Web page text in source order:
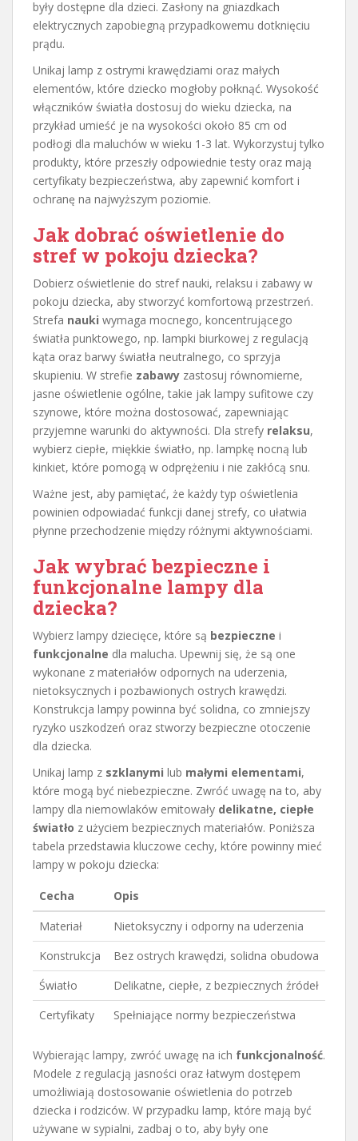
były dostępne dla dzieci. Zasłony na gniazdkach
elektrycznych zapobiegną przypadkowemu dotknięciu
prądu.
Unikaj lamp z ostrymi krawędziami oraz małych
elementów, które dziecko mogłoby połknąć. Wysokość
włączników światła dostosuj do wieku dziecka, na
przykład umieść je na wysokości około 85 cm od
podłogi dla maluchów w wieku 1-3 lat. Wykorzystuj tylko
produkty, które przeszły odpowiednie testy oraz mają
certyfikaty bezpieczeństwa, aby zapewnić komfort i
ochranę na najwyższym poziomie.
Jak dobrać oświetlenie do
stref w pokoju dziecka?
Dobierz oświetlenie do stref nauki, relaksu i zabawy w
pokoju dziecka, aby stworzyć komfortową przestrzeń.
Strefa nauki wymaga mocnego, koncentrującego
światła punktowego, np. lampki biurkowej z regulacją
kąta oraz barwy światła neutralnego, co sprzyja
skupieniu. W strefie zabawy zastosuj równomierne,
jasne oświetlenie ogólne, takie jak lampy sufitowe czy
szynowe, które można dostosować, zapewniając
przyjemne warunki do aktywności. Dla strefy relaksu,
wybierz ciepłe, miękkie światło, np. lampkę nocną lub
kinkiet, które pomogą w odprężeniu i nie zakłócą snu.
Ważne jest, aby pamiętać, że każdy typ oświetlenia
powinien odpowiadać funkcji danej strefy, co ułatwia
płynne przechodzenie między różnymi aktywnościami.
Jak wybrać bezpieczne i
funkcjonalne lampy dla
dziecka?
Wybierz lampy dziecięce, które są bezpieczne i
funkcjonalne dla malucha. Upewnij się, że są one
wykonane z materiałów odpornych na uderzenia,
nietoksycznych i pozbawionych ostrych krawędzi.
Konstrukcja lampy powinna być solidna, co zmniejszy
ryzyko uszkodzeń oraz stworzy bezpieczne otoczenie
dla dziecka.
Unikaj lamp z szklanymi lub małymi elementami,
które mogą być niebezpieczne. Zwróć uwagę na to, aby
lampy dla niemowlaków emitowały delikatne, ciepłe
światło z użyciem bezpiecznych materiałów. Poniższa
tabela przedstawia kluczowe cechy, które powinny mieć
lampy w pokoju dziecka:
Cecha
Opis
Materiał
Nietoksyczny i odporny na uderzenia
Konstrukcja
Bez ostrych krawędzi, solidna obudowa
Światło
Delikatne, ciepłe, z bezpiecznych źródeł
Certyfikaty
Spełniające normy bezpieczeństwa
Wybierając lampy, zwróć uwagę na ich funkcjonalność.
Modele z regulacją jasności oraz łatwym dostępem
umożliwiają dostosowanie oświetlenia do potrzeb
dziecka i rodziców. W przypadku lamp, które mają być
używane w sypialni, zadbaj o to, aby były one